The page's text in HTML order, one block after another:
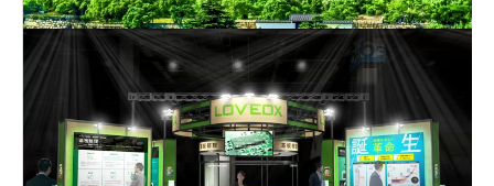
お客様インタビュー
RECRUIT
GREEN CHALLENGE
環境への取り組み